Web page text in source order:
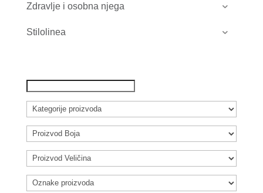
Zdravlje i osobna njega
Stilolinea